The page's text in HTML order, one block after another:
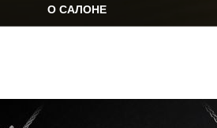
О САЛОНЕ